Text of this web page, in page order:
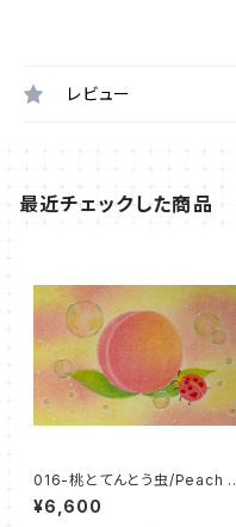
レビュー
最近チェックした商品
016-桃とてんとう虫/Peach a
nd Ladybug（パステル原画/額
無し）
¥6,600